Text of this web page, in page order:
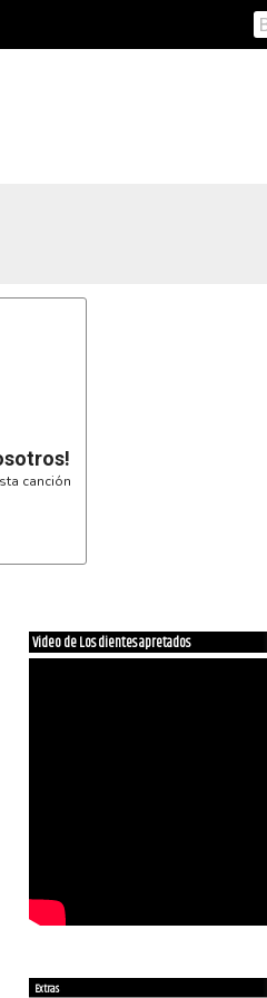
canción
Video de Los dientes apretados
Extras